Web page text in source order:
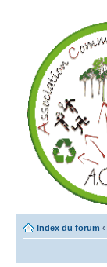
Index du forum ‹